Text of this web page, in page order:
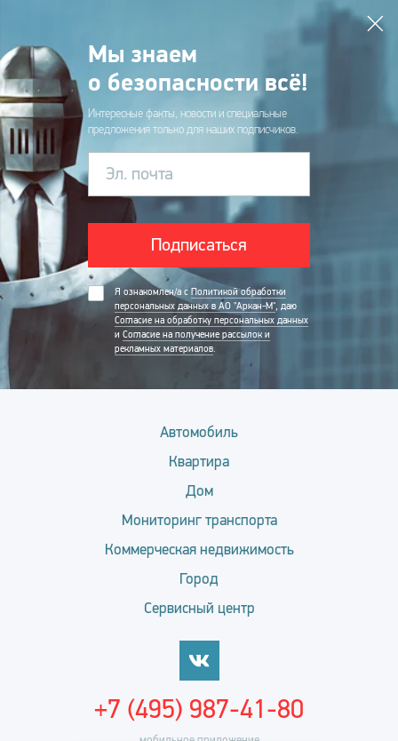
Мы знаем
о безопасности всё!
Интересные факты, новости и специальные
предложения только для наших подписчиков.
Эл. почта
Подписаться
Я ознакомлен/а с Политикой обработки
персональных данных в АО "Аркан-М", даю
Согласие на обработку персональных данных
и Согласие на получение рассылок и
рекламных материалов.
Автомобиль
Квартира
Дом
Мониторинг транспорта
Коммерческая недвижимость
Город
Сервисный центр
+7 (495) 987-41-80